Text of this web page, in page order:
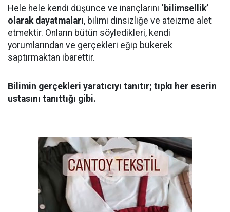
Hele hele kendi düşünce ve inançlarını ‘bilimsellik’
olarak dayatmaları, bilimi dinsizliğe ve ateizme alet
etmektir. Onların bütün söyledikleri, kendi
yorumlarından ve gerçekleri eğip bükerek
saptırmaktan ibarettir.
Bilimin gerçekleri yaratıcıyı tanıtır; tıpkı her eserin
ustasını tanıttığı gibi.